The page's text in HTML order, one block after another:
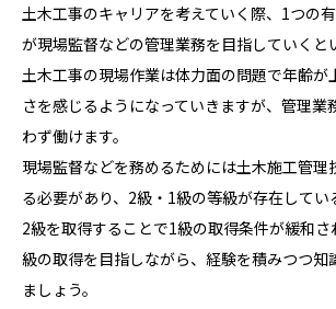
土木工事のキャリアを考えていく際、1つの
が現場監督などの管理業務を目指していくと
土木工事の現場作業は体力面の問題で年齢が
さを感じるようになっていきますが、管理業
わず働けます。
現場監督などを務めるためには土木施工管理
る必要があり、2級・1級の等級が存在してい
2級を取得することで1級の取得条件が緩和
級の取得を目指しながら、経験を積みつつ知
ましょう。